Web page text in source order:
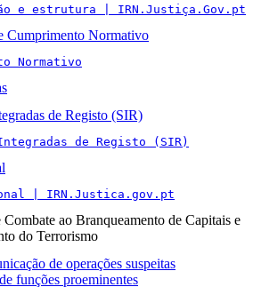
e estrutura | IRN.Justiça.Gov.pt
Cumprimento Normativo
Normativo
de Registo (SIR)
de Registo (SIR)
| IRN.Justica.gov.pt
Combate ao Branqueamento de Capitais e
do Terrorismo
de operações suspeitas
funções proeminentes